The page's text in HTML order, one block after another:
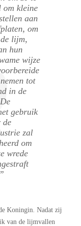
om kleine
aan
om
lijm,
hun
wijze
tot
in de
gebruik
de
zal
om
wrede
Koningin. Nadat zij
van de lijmvallen